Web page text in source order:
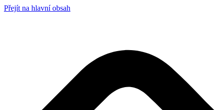
Přejít na hlavní obsah